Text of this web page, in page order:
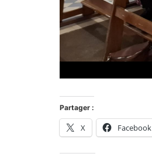
Partager :
X Facebook